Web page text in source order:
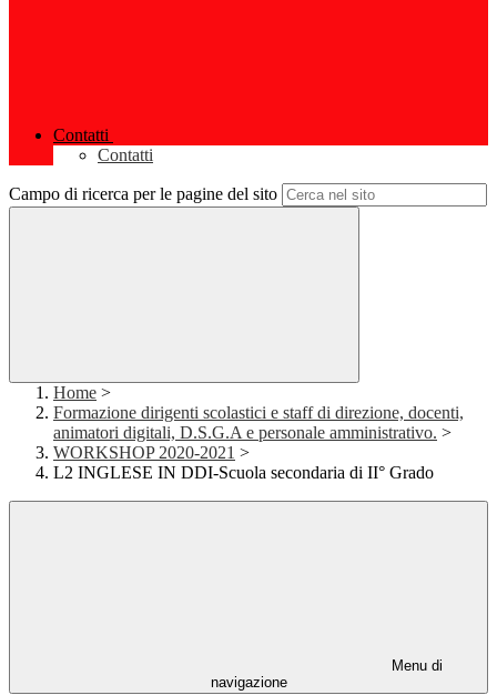
Contatti
Contatti
Campo di ricerca per le pagine del sito
Home >
Formazione dirigenti scolastici e staff di direzione, docenti,
animatori digitali, D.S.G.A e personale amministrativo. >
WORKSHOP 2020-2021 >
L2 INGLESE IN DDI-Scuola secondaria di II° Grado
Menu di
navigazione